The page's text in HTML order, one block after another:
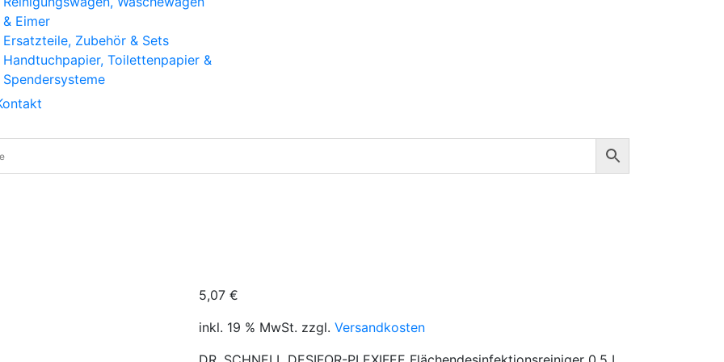
& Eimer
Ersatzteile, Zubehör & Sets
Handtuchpapier, Toilettenpapier &
Spendersysteme
5,07€
inkl. 19 % MwSt. zzgl.Versandkosten